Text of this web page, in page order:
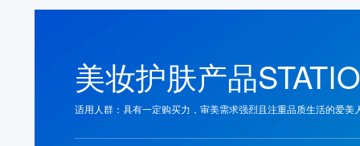
美妆护肤产品
适用人群：具有一定购买力，审美需求强烈且注重品质生活的爱美